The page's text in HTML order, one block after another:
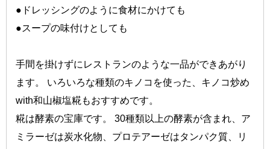
●ドレッシングのように食材にかけても
●スープの味付けとしても
手間を掛けずにレストランのような一品ができあがり
ます。 いろいろな種類のキノコを使った、キノコ炒め
with和山椒塩糀もおすすめです。
糀は酵素の宝庫です。 30種類以上の酵素が含まれ、ア
ミラーゼは炭水化物、プロテアーゼはタンパク質、リ